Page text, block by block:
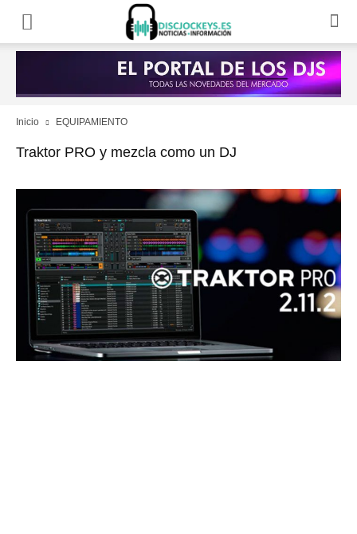
Inicio EQUIPAMIENTO
Traktor PRO y mezcla como un DJ